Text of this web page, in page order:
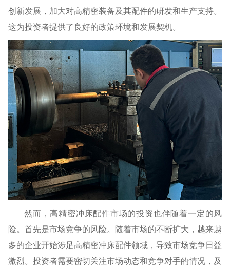
创新发展，加大对高精密装备及其配件的研发和生产支持。
这为投资者提供了良好的政策环境和发展契机。
然而，高精密冲床配件市场的投资也伴随着一定的风
险。首先是市场竞争的风险。随着市场的不断扩大，越来越
多的企业开始涉足高精密冲床配件领域，导致市场竞争日益
激烈。投资者需要密切关注市场动态和竞争对手的情况，及